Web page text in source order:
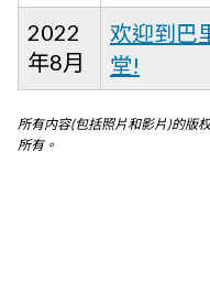
2022
年8月
欢迎到巴
堂!
所有内容(包括照片和影片)的版
所有。